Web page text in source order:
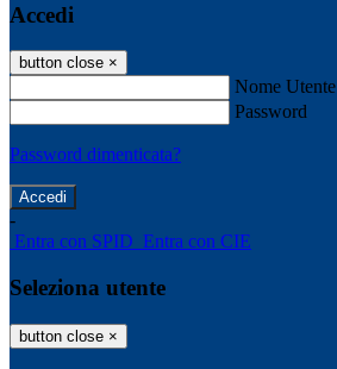
Accedi
button close ×
Nome Utente
Password
Password dimenticata?
-
Entra con SPID Entra con CIE
Seleziona utente
button close ×